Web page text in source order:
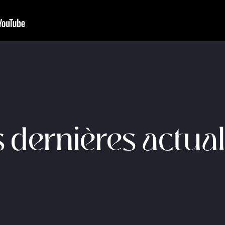
dernières